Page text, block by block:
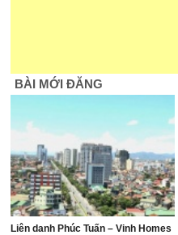
BÀI MỚI ĐĂNG
Liên danh Phúc Tuấn – Vinh Homes